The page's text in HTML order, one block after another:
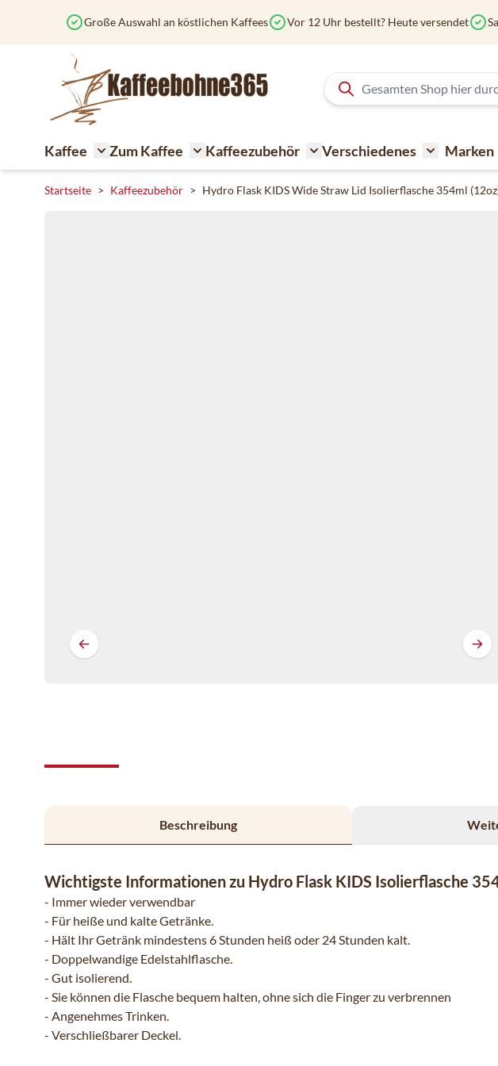
Große Auswahl an köstlichen Kaffees Vor 12 Uhr bestellt? Heute versendet
Kaffee
Toggle submenu for Kaffee
Zum Kaffee
Toggle submenu for Zum Kaffee
Kaffeezubehör
Toggle submenu for
Verschiedenes
Toggle
Marken
Startseite > Kaffeezubehör > Hydro Flask KIDS Wide Straw Lid Isolierflasche 354ml
Beschreibung
Wichtigste Informationen zu Hydro Flask KIDS Isolierflasche
- Immer wieder verwendbar
- Für heiße und kalte Getränke.
- Hält Ihr Getränk mindestens 6 Stunden heiß oder 24 Stunden kalt.
- Doppelwandige Edelstahlflasche.
- Gut isolierend.
- Sie können die Flasche bequem halten, ohne sich die Finger zu verbrennen
- Angenehmes Trinken.
- Verschließbarer Deckel.